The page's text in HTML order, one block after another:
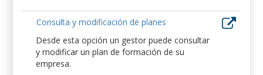
Consulta y modificación de planes
Desde esta opción un gestor puede consultar
y modificar un plan de formación de su
empresa.